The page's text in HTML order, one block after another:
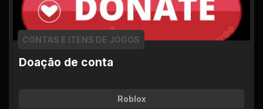
Doação de conta
CONTAS E ITENS DE JOGOS
Roblox